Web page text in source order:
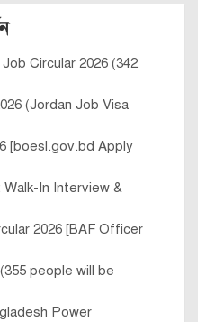
Circular 2026 (342
(Jordan Job Visa
[boesl.gov.bd Apply
Walk-In Interview &
2026 [BAF Officer
people will be
Power